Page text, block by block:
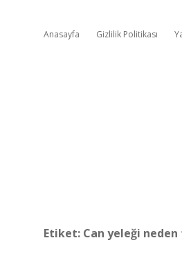
Anasayfa Gizlilik Politikası
Etiket: Can yeleği